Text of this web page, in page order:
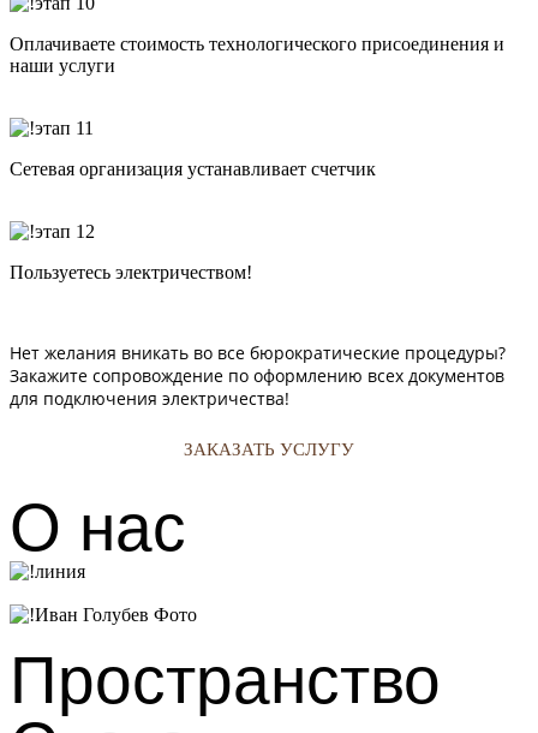
Оплачиваете стоимость технологического присоединения и
наши услуги
Сетевая организация устанавливает счетчик
Пользуетесь электричеством!
Нет желания вникать во все бюрократические процедуры?
Закажите сопровождение по оформлению всех документов
для подключения электричества!
ЗАКАЗАТЬ УСЛУГУ
О нас
Пространство